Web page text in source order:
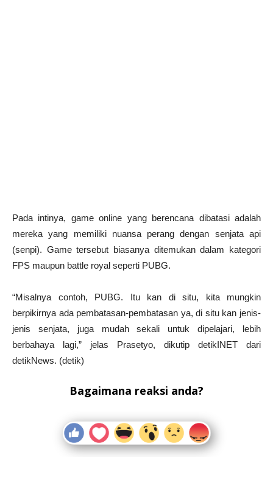
Pada intinya, game online yang berencana dibatasi adalah
mereka yang memiliki nuansa perang dengan senjata api
(senpi). Game tersebut biasanya ditemukan dalam kategori
FPS maupun battle royal seperti PUBG.
“Misalnya contoh, PUBG. Itu kan di situ, kita mungkin
berpikirnya ada pembatasan-pembatasan ya, di situ kan jenis-
jenis senjata, juga mudah sekali untuk dipelajari, lebih
berbahaya lagi,” jelas Prasetyo, dikutip detikINET dari
detikNews. (detik)
Bagaimana reaksi anda?